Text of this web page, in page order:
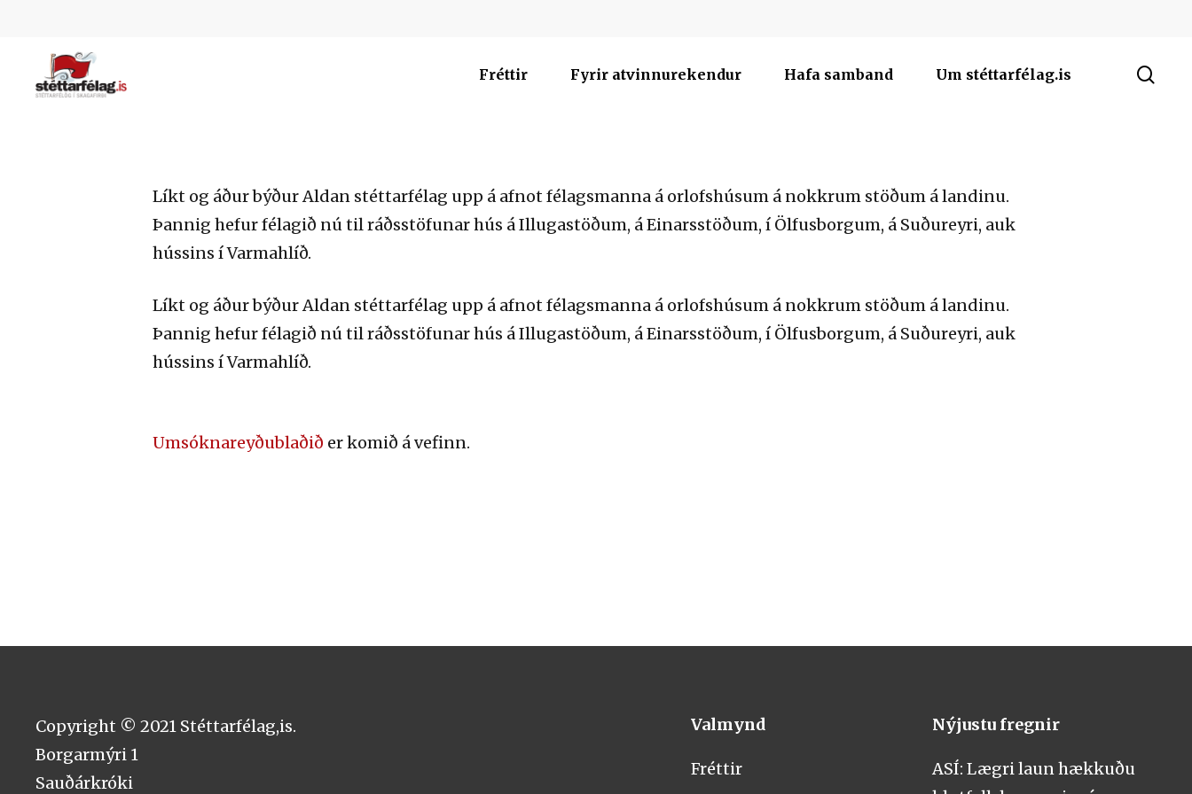
content
Fréttir Fyrir atvinnurekendur Hafa samband Um stéttarfélag.is
Líkt og áður býður Aldan stéttarfélag upp á afnot félagsmanna á orlofshúsum á nokkrum stöðum á landinu.
Þannig hefur félagið nú til ráðsstöfunar hús á Illugastöðum, á Einarsstöðum, í Ölfusborgum, á Suðureyri, auk
hússins í Varmahlíð.
Líkt og áður býður Aldan stéttarfélag upp á afnot félagsmanna á orlofshúsum á nokkrum stöðum á landinu.
Þannig hefur félagið nú til ráðsstöfunar hús á Illugastöðum, á Einarsstöðum, í Ölfusborgum, á Suðureyri, auk
hússins í Varmahlíð.
Umsóknareyðublaðið er komið á vefinn.
Copyright © 2021 Stéttarfélag,is.
Borgarmýri 1
Sauðárkróki
Valmynd
Fréttir
Nýjustu fregnir
ASÍ: Lægri laun hækkuðu